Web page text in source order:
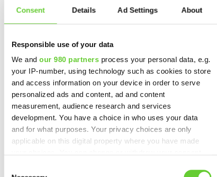
Consent Details Ad Settings About
Responsible use of your data
We and our 980 partnersprocess your personal data, e.g.
your IP-number, using technology such as cookies to store
and access information on your device in order to serve
personalized ads and content, ad and content
measurement, audience research and services
development. You have a choice in who uses your data
and for what purposes. Your privacy choices are only
applicable on this digital property where you have made
kaikkea korjattavaa. Saat käyttöösi kattavat raportit
saavutettavuusvirheistä – suomeksi ja englanniksi. Ei
Raporteista löydät:✔️ Kuvakaappaukset virheellisistä
Saavutettavuuspisteytyksen sivustosi nykytilasta✔️
Asiantuntijatiimimme räätälöidyt korjausehdotukset
Saavutettavuus ei ole kertaprojekti.Se on jatkuvaa
kehittämistä – automaattisesti […]
Tuotteet
Ratkaisukokonaisuudet
Ohjelmistorobotiikka (RPA)